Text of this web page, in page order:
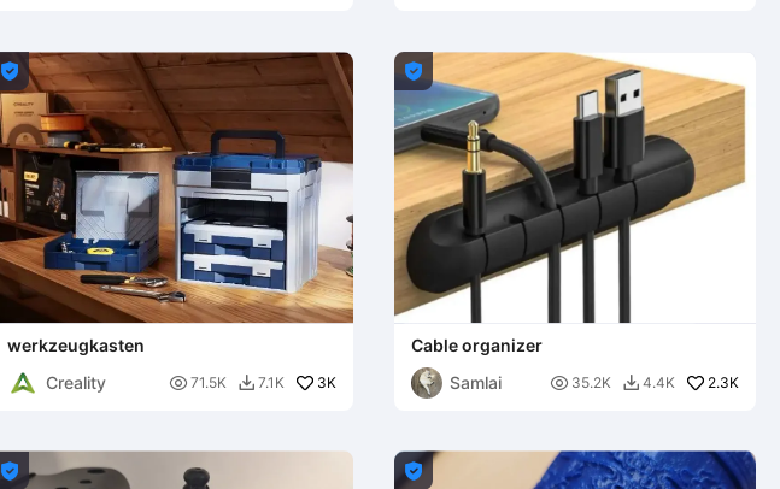

werkzeugkasten
Creality
 71.5K  7.1K 3K

Cable organizer
Samlai
 35.2K  4.4K 2.3K
 